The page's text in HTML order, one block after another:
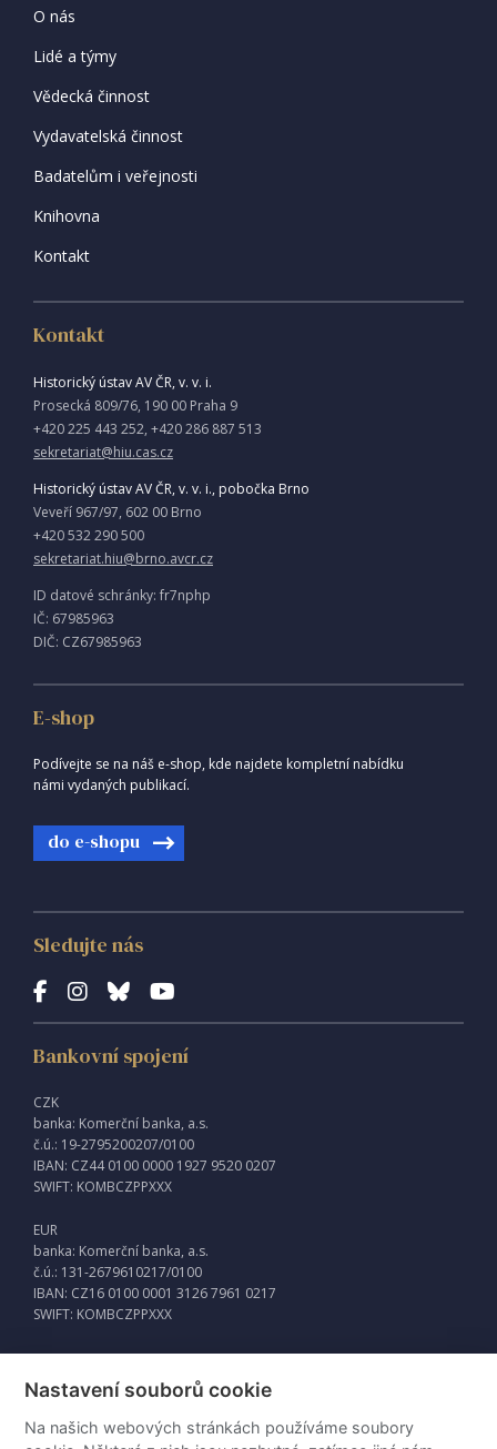
O nás
Lidé a týmy
Vědecká činnost
Vydavatelská činnost
Badatelům i veřejnosti
Knihovna
Kontakt
Kontakt
Historický ústav AV ČR, v. v. i.
Prosecká 809/76, 190 00 Praha 9
+420 225 443 252, +420 286 887 513
sekretariat@hiu.cas.cz
Historický ústav AV ČR, v. v. i., pobočka Brno
Veveří 967/97, 602 00 Brno
+420 532 290 500
sekretariat.hiu@brno.avcr.cz
ID datové schránky: fr7nphp
IČ: 67985963
DIČ: CZ67985963
E-shop
Podívejte se na náš e-shop, kde najdete kompletní nabídku
námi vydaných publikací.
do e-shopu
Sledujte nás
Bankovní spojení
CZK
banka: Komerční banka, a.s.
č.ú.: 19-2795200207/0100
IBAN: CZ44 0100 0000 1927 9520 0207
SWIFT: KOMBCZPPXXX
EUR
banka: Komerční banka, a.s.
č.ú.: 131-2679610217/0100
IBAN: CZ16 0100 0001 3126 7961 0217
SWIFT: KOMBCZPPXXX
Externí odkazy
Nastavení souborů cookie
Na našich webových stránkách používáme soubory